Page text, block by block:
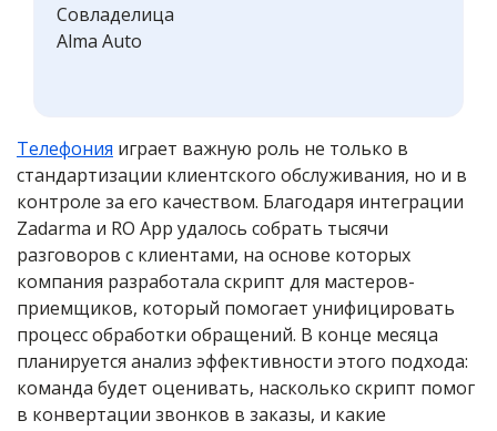
Совладелица
Alma Auto
Телефония играет важную роль не только в
стандартизации клиентского обслуживания, но и в
контроле за его качеством. Благодаря интеграции
Zadarma и RO App удалось собрать тысячи
разговоров с клиентами, на основе которых
компания разработала скрипт для мастеров-
приемщиков, который помогает унифицировать
процесс обработки обращений. В конце месяца
планируется анализ эффективности этого подхода:
команда будет оценивать, насколько скрипт помог
в конвертации звонков в заказы, и какие